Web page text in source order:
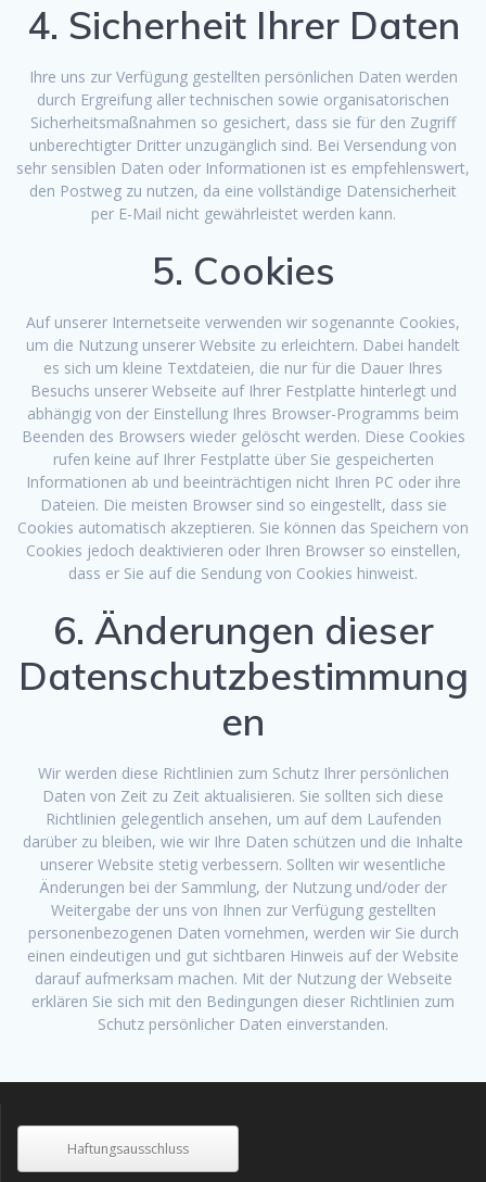
4. Sicherheit Ihrer Daten
Ihre uns zur Verfügung gestellten persönlichen Daten werden
durch Ergreifung aller technischen sowie organisatorischen
Sicherheitsmaßnahmen so gesichert, dass sie für den Zugriff
unberechtigter Dritter unzugänglich sind. Bei Versendung von
sehr sensiblen Daten oder Informationen ist es empfehlenswert,
den Postweg zu nutzen, da eine vollständige Datensicherheit
per E-Mail nicht gewährleistet werden kann.
5. Cookies
Auf unserer Internetseite verwenden wir sogenannte Cookies,
um die Nutzung unserer Website zu erleichtern. Dabei handelt
es sich um kleine Textdateien, die nur für die Dauer Ihres
Besuchs unserer Webseite auf Ihrer Festplatte hinterlegt und
abhängig von der Einstellung Ihres Browser-Programms beim
Beenden des Browsers wieder gelöscht werden. Diese Cookies
rufen keine auf Ihrer Festplatte über Sie gespeicherten
Informationen ab und beeinträchtigen nicht Ihren PC oder ihre
Dateien. Die meisten Browser sind so eingestellt, dass sie
Cookies automatisch akzeptieren. Sie können das Speichern von
Cookies jedoch deaktivieren oder Ihren Browser so einstellen,
dass er Sie auf die Sendung von Cookies hinweist.
6. Änderungen dieser
Datenschutzbestimmung
en
Wir werden diese Richtlinien zum Schutz Ihrer persönlichen
Daten von Zeit zu Zeit aktualisieren. Sie sollten sich diese
Richtlinien gelegentlich ansehen, um auf dem Laufenden
darüber zu bleiben, wie wir Ihre Daten schützen und die Inhalte
unserer Website stetig verbessern. Sollten wir wesentliche
Änderungen bei der Sammlung, der Nutzung und/oder der
Weitergabe der uns von Ihnen zur Verfügung gestellten
personenbezogenen Daten vornehmen, werden wir Sie durch
einen eindeutigen und gut sichtbaren Hinweis auf der Website
darauf aufmerksam machen. Mit der Nutzung der Webseite
erklären Sie sich mit den Bedingungen dieser Richtlinien zum
Schutz persönlicher Daten einverstanden.
Haftungsausschluss